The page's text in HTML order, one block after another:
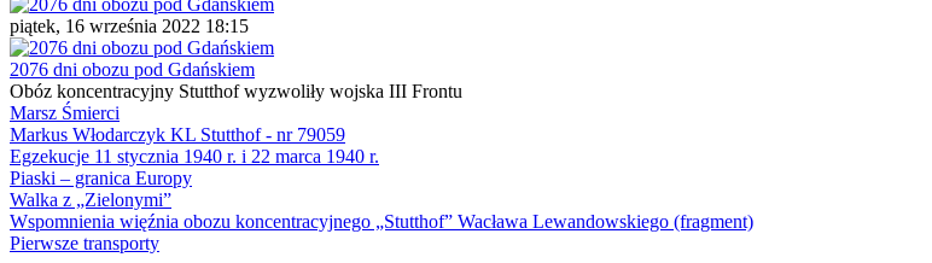
piątek, 16 września 2022 18:15
2076 dni obozu pod Gdańskiem
Obóz koncentracyjny Stutthof wyzwoliły wojska III Frontu
Marsz Śmierci
Markus Włodarczyk KL Stutthof - nr 79059
Egzekucje 11 stycznia 1940 r. i 22 marca 1940 r.
Piaski – granica Europy
Walka z „Zielonymi”
Wspomnienia więźnia obozu koncentracyjnego „Stutthof” Wacława Lewandowskiego (fragment)
Pierwsze transporty